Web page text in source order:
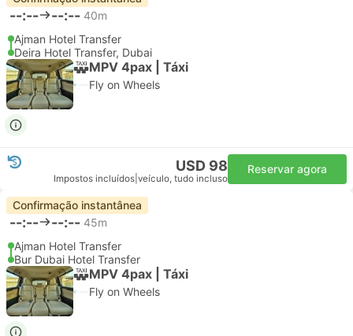
--:-- --:-- 40m
Ajman Hotel Transfer
Deira Hotel Transfer, Dubai
MPV 4pax | Táxi
Fly on Wheels
USD 98
Impostos incluídos veículo, tudo incluso
Reservar agora
Confirmação instantânea
--:-- --:-- 45m
Ajman Hotel Transfer
Bur Dubai Hotel Transfer
MPV 4pax | Táxi
Fly on Wheels